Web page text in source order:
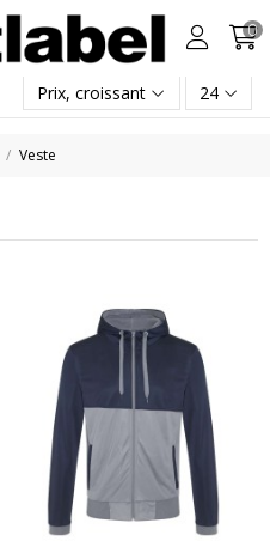
0
Veste
Prix, croissant 24